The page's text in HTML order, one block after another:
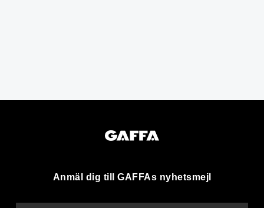
Anmäl dig till GAFFAs nyhetsmejl